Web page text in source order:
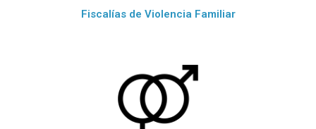
Fiscalías de Violencia Familiar